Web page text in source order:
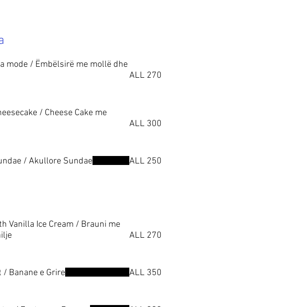
mode / Ëmbëlsirë me mollë dhe
ALL 270
/ Cheese Cake me
ALL 300
/ Akullore Sundae ALL 250
Vanilla Ice Cream / Brauni me
ALL 270
/ Banane e Grire ALL 350